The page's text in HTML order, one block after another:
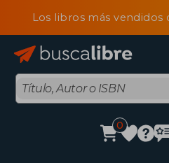
Los libros más
0